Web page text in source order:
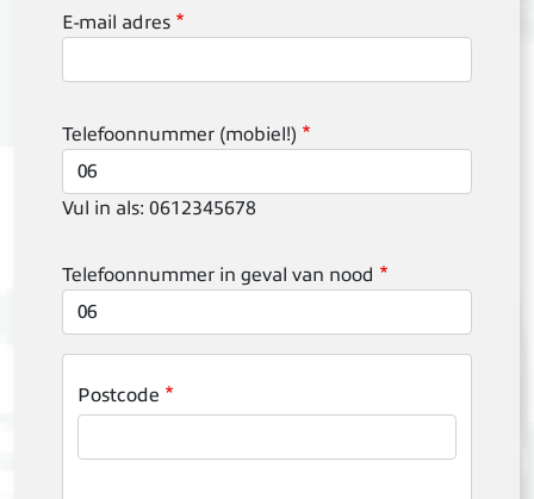
E-mail adres
Telefoonnummer (mobiel!)
Vul in als: 0612345678
Telefoonnummer in geval van nood
Postcode